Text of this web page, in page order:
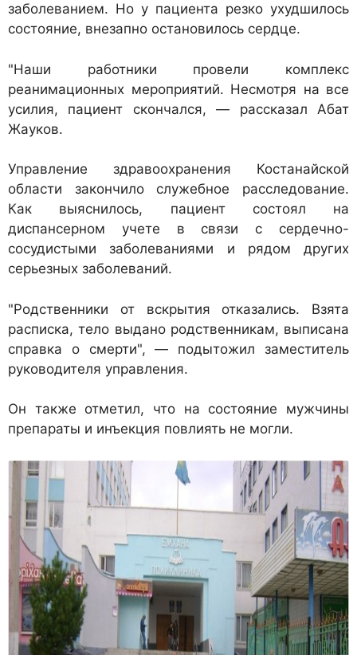
заболеванием. Но у пациента резко ухудшилось
состояние, внезапно остановилось сердце.
"Наши работники провели комплекс
реанимационных мероприятий. Несмотря на все
усилия, пациент скончался, — рассказал Абат
Жауков.
Управление здравоохранения Костанайской
области закончило служебное расследование.
Как выяснилось, пациент состоял на
диспансерном учете в связи с сердечно-
сосудистыми заболеваниями и рядом других
серьезных заболеваний.
"Родственники от вскрытия отказались. Взята
расписка, тело выдано родственникам, выписана
справка о смерти", — подытожил заместитель
руководителя управления.
Он также отметил, что на состояние мужчины
препараты и инъекция повлиять не могли.